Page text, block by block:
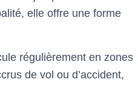
elle offre une forme
régulièrement en zones
de vol ou d’accident,